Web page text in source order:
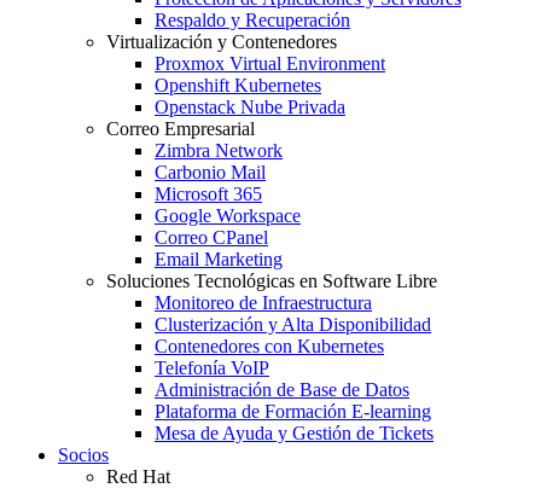
Respaldo y Recuperación
Virtualización y Contenedores
Proxmox Virtual Environment
Openshift Kubernetes
Openstack Nube Privada
Correo Empresarial
Zimbra Network
Carbonio Mail
Microsoft 365
Google Workspace
Correo CPanel
Email Marketing
Soluciones Tecnológicas en Software Libre
Monitoreo de Infraestructura
Clusterización y Alta Disponibilidad
Contenedores con Kubernetes
Telefonía VoIP
Administración de Base de Datos
Plataforma de Formación E-learning
Mesa de Ayuda y Gestión de Tickets
Socios
Red Hat